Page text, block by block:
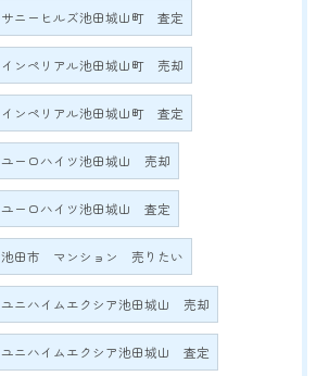
サニーヒルズ池田城山町 査定
インペリアル池田城山町 売却
インペリアル池田城山町 査定
ユーロハイツ池田城山 売却
ユーロハイツ池田城山 査定
池田市 マンション 売りたい
ユニハイムエクシア池田城山 売却
ユニハイムエクシア池田城山 査定